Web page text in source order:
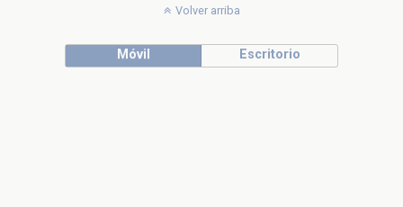
Volver arriba
Móvil Escritorio